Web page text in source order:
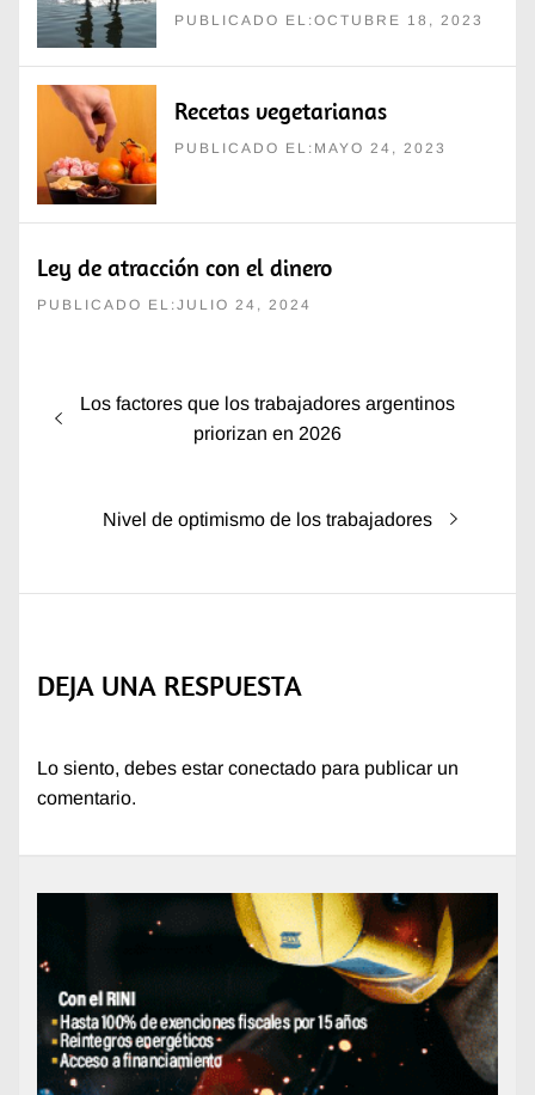
PUBLICADO EL:OCTUBRE 18, 2023
Recetas vegetarianas
PUBLICADO EL:MAYO 24, 2023
Ley de atracción con el dinero
PUBLICADO EL:JULIO 24, 2024
Navegación
de
Entrada
Los factores que los trabajadores argentinos
priorizan en 2026
Entrada
Nivel de optimismo de los trabajadores
DEJA UNA RESPUESTA
Lo siento, debes estar conectado para publicar un
comentario.